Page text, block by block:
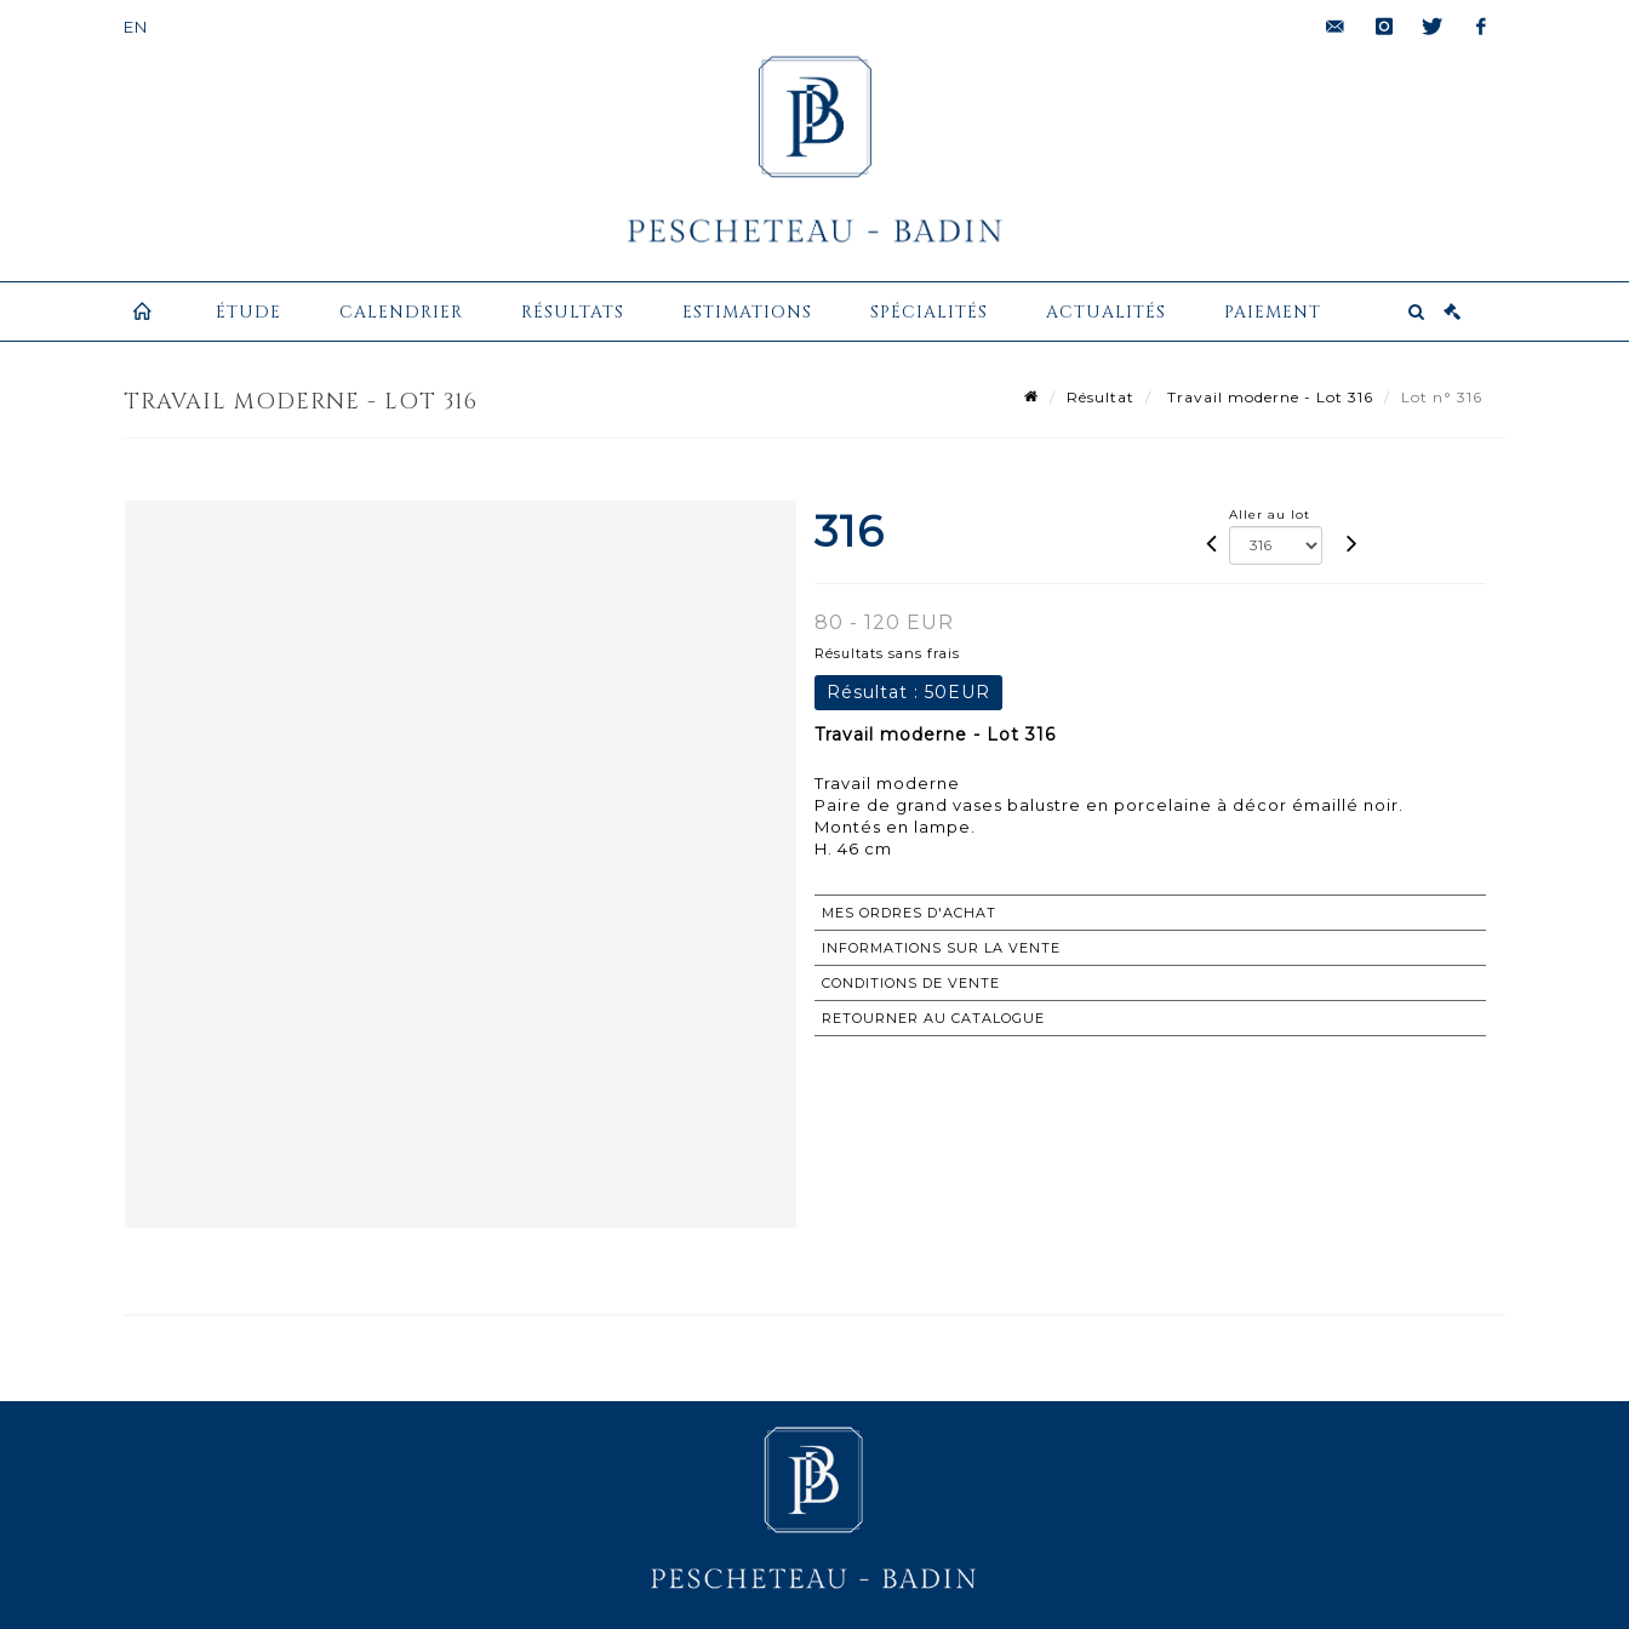
ÉTUDE CALENDRIER RÉSULTATS ESTIMATIONS SPÉCIALITÉS ACTUALITÉS PAIEMENT
TRAVAIL MODERNE - LOT 316 Résultat Travail moderne - Lot 316 Lot n° 316
316 Aller au lot
80 - 120 EUR
Résultats sans frais
Résultat : 50EUR
Travail moderne - Lot 316
Travail moderne
Paire de grand vases balustre en porcelaine à décor émaillé noir.
Montés en lampe.
H. 46 cm
MES ORDRES D'ACHAT
INFORMATIONS SUR LA VENTE
CONDITIONS DE VENTE
RETOURNER AU CATALOGUE